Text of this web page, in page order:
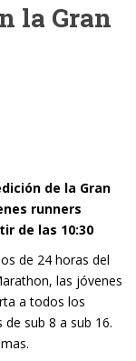
la Gran
de la Gran
runners
de las 10:30
de 24 horas del
las jóvenes
a todos los
sub 8 a sub 16.